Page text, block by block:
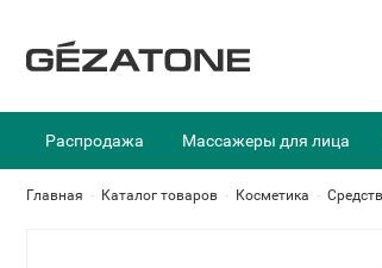
Распродажа Массажеры для лица
Главная - Каталог товаров - Косметика -